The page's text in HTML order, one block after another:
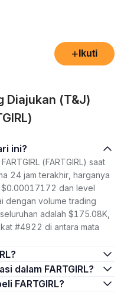
+ Ikuti
Diajukan (T&J)
ini?
(FARTGIRL) saat
24 jam terakhir, harganya
dan level
dengan volume trading
adalah $175.08K,
#4922 di antara mata
dalam FARTGIRL?
FARTGIRL?